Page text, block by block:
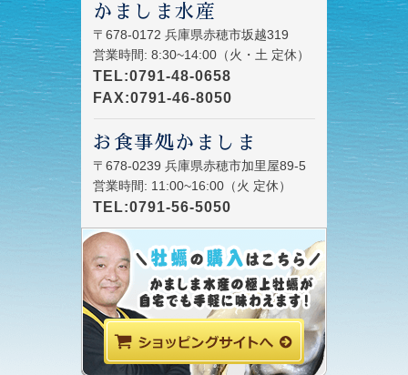
かましま水産
〒678-0172 兵庫県赤穂市坂越319
営業時間: 8:30~14:00（火・土 定休）
TEL:0791-48-0658
FAX:0791-46-8050
お食事処かましま
〒678-0239 兵庫県赤穂市加里屋89-5
営業時間: 11:00~16:00（火 定休）
TEL:0791-56-5050